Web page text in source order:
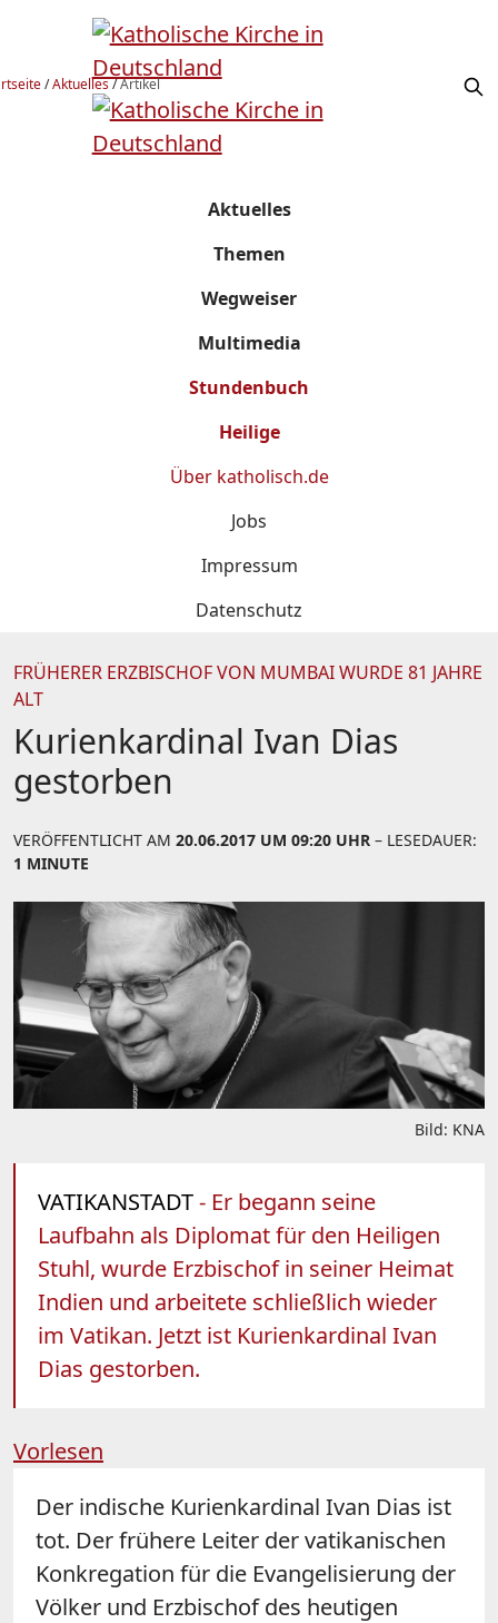
/Aktuelles/Artikel
Aktuelles
Themen
Wegweiser
Multimedia
Stundenbuch
Heilige
Über katholisch.de
Jobs
Impressum
Datenschutz
FRÜHERER ERZBISCHOF VON MUMBAI WURDE 81 JAHRE
ALT
Kurienkardinal Ivan Dias
gestorben
VERÖFFENTLICHT AM 20.06.2017 UM 09:20 UHR – LESEDAUER:
1 MINUTE
Bild: KNA
VATIKANSTADT- Er begann seine
Laufbahn als Diplomat für den Heiligen
Stuhl, wurde Erzbischof in seiner Heimat
Indien und arbeitete schließlich wieder
im Vatikan. Jetzt ist Kurienkardinal Ivan
Dias gestorben.
Vorlesen
Der indische Kurienkardinal Ivan Dias ist
tot. Der frühere Leiter der vatikanischen
Konkregation für die Evangelisierung der
Völker und Erzbischof des heutigen